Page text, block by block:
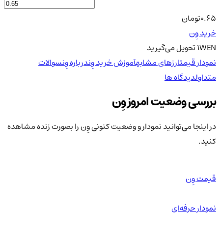
0.65تومان
خرید وِن
1WENتحویلمی‌گیرید
نمودار قیمتارزهای مشابهآموزش خرید وِندرباره وِنسوالات
متداولدیدگاه ها
بررسی وضعیت امروز وِن
در اینجا می‌توانید نمودار و وضعیت کنونی وِن را بصورت زنده مشاهده
کنید.
قیمت وِن
نمودار حرفه‌ای